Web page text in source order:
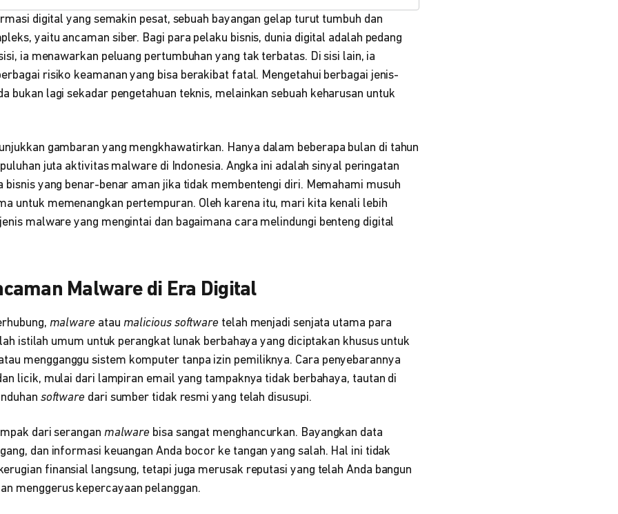
digital yang semakin pesat, sebuah bayangan gelap turut tumbuh dan
yaitu ancaman siber. Bagi para pelaku bisnis, dunia digital adalah pedang
ia menawarkan peluang pertumbuhan yang tak terbatas. Di sisi lain, ia
risiko keamanan yang bisa berakibat fatal. Mengetahui berbagai jenis-
bukan lagi sekadar pengetahuan teknis, melainkan sebuah keharusan untuk
gambaran yang mengkhawatirkan. Hanya dalam beberapa bulan di tahun
juta aktivitas malware di Indonesia. Angka ini adalah sinyal peringatan
bisnis yang benar-benar aman jika tidak membentengi diri. Memahami musuh
untuk memenangkan pertempuran. Oleh karena itu, mari kita kenali lebih
malware yang mengintai dan bagaimana cara melindungi benteng digital
Malware di Era Digital
malware atau malicious software telah menjadi senjata utama para
istilah umum untuk perangkat lunak berbahaya yang diciptakan khusus untuk
mengganggu sistem komputer tanpa izin pemiliknya. Cara penyebarannya
licik, mulai dari lampiran email yang tampaknya tidak berbahaya, tautan di
software dari sumber tidak resmi yang telah disusupi.
dari serangan malware bisa sangat menghancurkan. Bayangkan data
dan informasi keuangan Anda bocor ke tangan yang salah. Hal ini tidak
finansial langsung, tetapi juga merusak reputasi yang telah Anda bangun
menggerus kepercayaan pelanggan.